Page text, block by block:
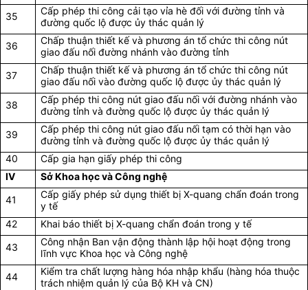
35
Cấp phép thi công cải tạo vỉa hè đối với đường tỉnh và
đường quốc lộ được ủy thác quản lý
36
Chấp thuận thiết kế và phương án tổ chức thi công nút
giao đấu nối đường nhánh vào đường tỉnh
37
Chấp thuận thiết kế và phương án tổ chức thi công nút
giao đấu nối vào đường quốc lộ được ủy thác quản lý
38
Cấp phép thi công nút giao đấu nối với đường nhánh vào
đường tỉnh và đường quốc lộ được ủy thác quản lý
39
Cấp phép thi công nút giao đấu nối tạm có thời hạn vào
đường tỉnh và đường quốc lộ được ủy thác quản lý
40
Cấp gia hạn giấy phép thi công
IV
Sở Khoa học và Công nghệ
41
Cấp giấy phép sử dụng thiết bị X-quang chẩn đoán trong
y tế
42
Khai báo thiết bị X-quang chẩn đoán trong y tế
43
Công nhận Ban vận động thành lập hội hoạt động trong
lĩnh vực Khoa học và Công nghệ
44
Kiểm tra chất lượng hàng hóa nhập khẩu (hàng hóa thuộc
trách nhiệm quản lý của Bộ KH và CN)